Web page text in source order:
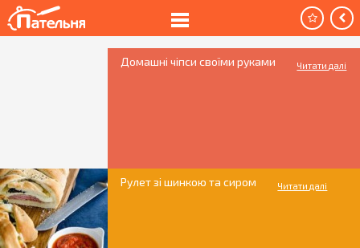
Домашні чіпси своїми руками Читати далі
Рулет зі шинкою та сиром Читати далі